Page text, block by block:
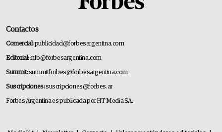
Contactos
Comercial:publicidad@forbesargentina.com
Editorial:info@forbesargentina.com
Summit:summitforbes@forbesargentina.com
Suscripciones:suscripciones@forbes.ar
Forbes Argentina es publicada por HT Media SA.